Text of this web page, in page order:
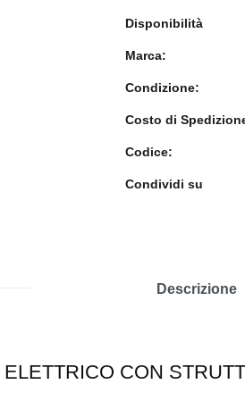
Disponibilità
Marca:
Condizione:
Costo di
Codice:
Condividi su
Descrizione
CON